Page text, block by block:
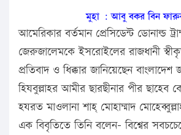
মুহা : আবু বকর বিন
আমেরিকার বর্তমান প্রেসিডেন্ট ডোনাল্ড
জেরুজালেমকে ইসরােইলের রাজধানী
প্রতিবাদ ও ধিক্কার জানিয়েছেন
হিযবুল্লাহর আমীর ছারছীনার পীর ছাহেব
হযরত মাওলানা শাহ্ মোহাম্মাদ
এক বিবৃতিতে তিনি বলেন- বিশ্বের